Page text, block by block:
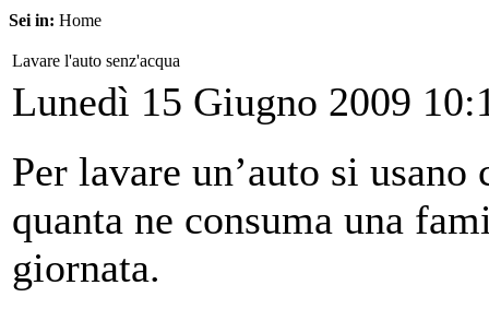
Sei in: Home
Lavare l'auto senz'acqua
Lunedì 15 Giugno 2009
Per lavare un’auto si
quanta ne consuma una
giornata.